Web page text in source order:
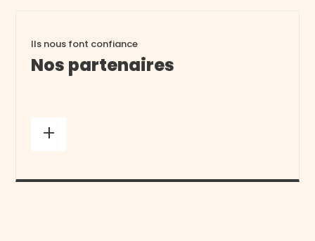
Ils nous font confiance
Nos partenaires
+